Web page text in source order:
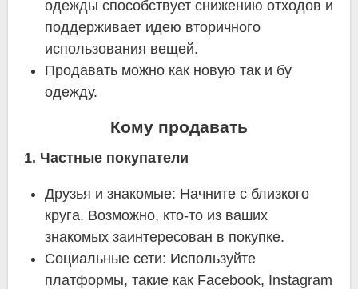
одежды способствует снижению отходов и
поддерживает идею вторичного
использования вещей.
Продавать можно как новую так и бу
одежду.
Кому продавать
1. Частные покупатели
Друзья и знакомые: Начните с близкого
круга. Возможно, кто-то из ваших
знакомых заинтересован в покупке.
Социальные сети: Используйте
платформы, такие как Facebook, Instagram